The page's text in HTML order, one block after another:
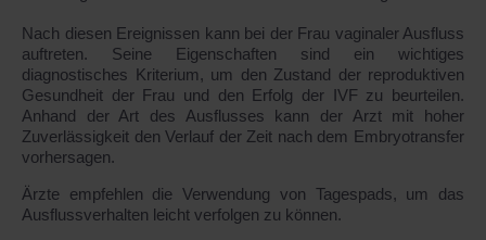
Nach diesen Ereignissen kann bei der Frau vaginaler Ausfluss
auftreten. Seine Eigenschaften sind ein wichtiges
diagnostisches Kriterium, um den Zustand der reproduktiven
Gesundheit der Frau und den Erfolg der IVF zu beurteilen.
Anhand der Art des Ausflusses kann der Arzt mit hoher
Zuverlässigkeit den Verlauf der Zeit nach dem Embryotransfer
vorhersagen.
Ärzte empfehlen die Verwendung von Tagespads, um das
Ausflussverhalten leicht verfolgen zu können.